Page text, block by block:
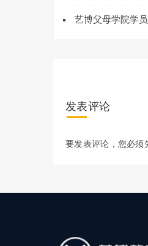
艺博父母学院学
发表评论
要发表评论，您必须